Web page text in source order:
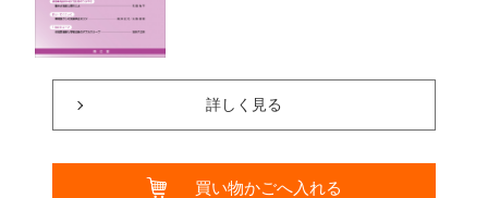
詳しく見る
買い物かごへ入れる